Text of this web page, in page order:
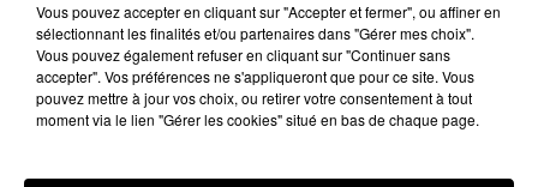
3 mai 2024 - 2 min 22 sec
LES INFOS DU PAYS CATALAN DU 03/05/2024
À 12H01
Podcasts infos du Pays Catalan
Vous pouvez accepter en cliquant sur "Accepter et fermer", ou affiner en
sélectionnant les finalités et/ou partenaires dans "Gérer mes choix".
Vous pouvez également refuser en cliquant sur "Continuer sans
accepter". Vos préférences ne s'appliqueront que pour ce site. Vous
pouvez mettre à jour vos choix, ou retirer votre consentement à tout
moment via le lien "Gérer les cookies" situé en bas de chaque page.